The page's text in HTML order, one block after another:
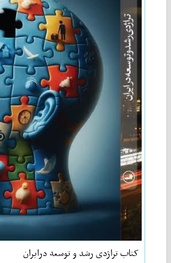
کتاب تراژدی رشد و توسعه درایران